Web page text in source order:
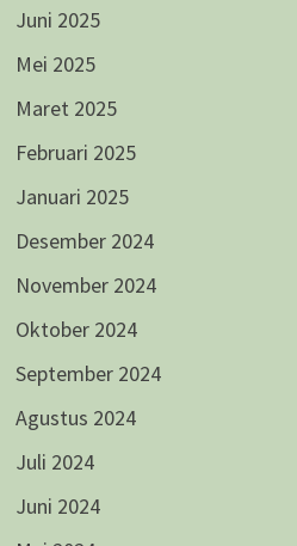
Juni 2025
Mei 2025
Maret 2025
Februari 2025
Januari 2025
Desember 2024
November 2024
Oktober 2024
September 2024
Agustus 2024
Juli 2024
Juni 2024